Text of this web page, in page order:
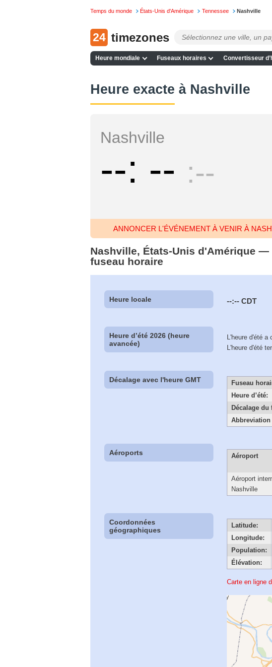
Temps du monde États-Unis d'Amérique Tennessee Nashville
24 timezones
Heure mondiale Fuseaux horaires Convertisseur
Heure exacte à Nashville
Nashville
-- -- --
ANNONCER L'ÉVÉNEMENT À VENIR À
Nashville, États-Unis d'Amérique —
fuseau horaire
Heure locale --:-- CDT
Heure d’été 2026 (heure
avancée)
L'heure d'été a
L'heure d'été
Décalage avec l'heure GMT Fuseau
Heure d’été:
Décalage
Abbreviation
Aéroports Aéroport
Aéroport
Nashville
Coordonnées
géographiques
Latitude:
Longitude:
Population:
Élévation:
Carte en ligne